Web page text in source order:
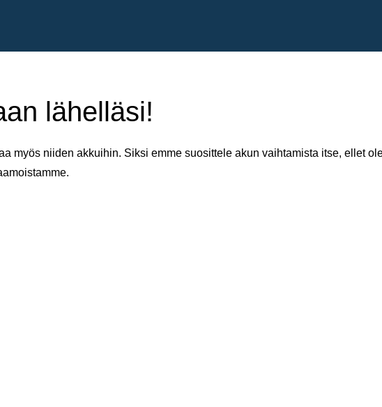
lähelläsi!
myös niiden akkuihin. Siksi emme suosittele akun vaihtamista itse, ellet